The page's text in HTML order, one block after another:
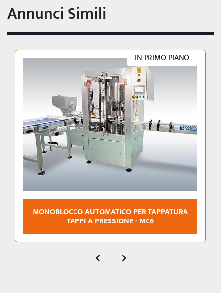
Annunci Simili
IN PRIMO PIANO
MONOBLOCCO AUTOMATICO PER TAPPATURA
TAPPI A PRESSIONE - MC6
‹ ›